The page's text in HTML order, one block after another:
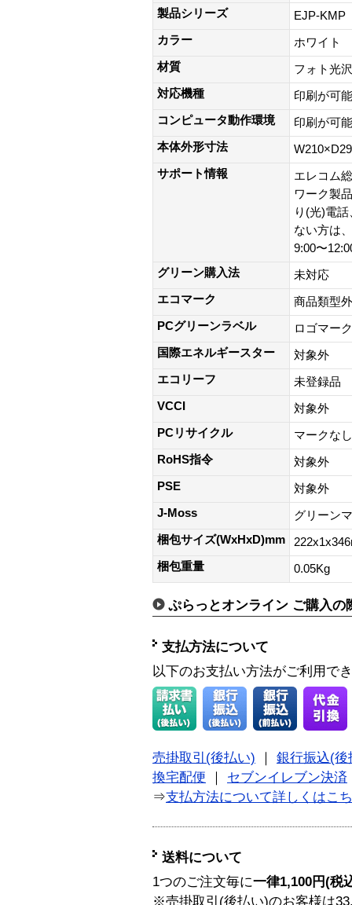
製品シリーズ
EJP-KMP
カラー
ホワイト
材質
フォト光
対応機種
印刷が可
コンピュータ動作環境
印刷が可
本体外形寸法
サポート情報
エレコム
ワーク製
り(光)電
ない方は
9:00〜
グリーン購入法
未対応
エコマーク
商品類型外
PCグリーンラベル
ロゴマー
国際エネルギースター
対象外
エコリーフ
未登録品
VCCI
対象外
PCリサイクル
マークなし
RoHS指令
対象外
PSE
対象外
J-Moss
グリーン
梱包サイズ(WxHxD)mm
梱包重量
0.05Kg
ぷらっとオンライン ご購入の
支払方法について
以下のお支払い方法がご利用で
売掛取引(後払い) ｜ 銀行振込(後
換宅配便 ｜ セブンイレブン決済
⇒支払方法について詳しくはこ
送料について
1つのご注文毎に一律1,100円(税
※売掛取引(後払い)のお客様は